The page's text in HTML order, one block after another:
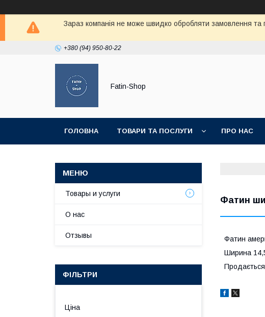
Зараз компанія не може швидко обробляти замовлення та
+380 (94) 950-80-22
Fatin-Shop
ГОЛОВНА ТОВАРИ ТА ПОСЛУГИ ПРО НАС
Фатин
Фатин
Ширина
Товары и услуги
О нас
Отзывы
ФІЛЬТРИ
Ціна